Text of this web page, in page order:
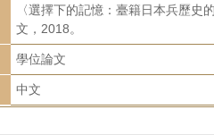
〈選擇下的記憶：臺籍日本兵歷
文，2018。
學位論文
中文